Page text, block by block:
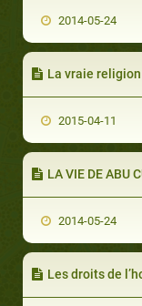
2014-05-24
La vraie
2015-04-11
LA VIE DE ABU
2014-05-24
Les droits de l’homme